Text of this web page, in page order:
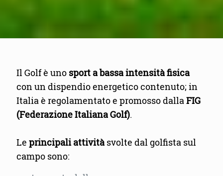
Il Golf è uno sport a bassa intensità fisica
con un dispendio energetico contenuto; in
Italia è regolamentato e promosso dallaFIG
(Federazione Italiana Golf).
Le principali attività svolte dal golfista sul
campo sono: